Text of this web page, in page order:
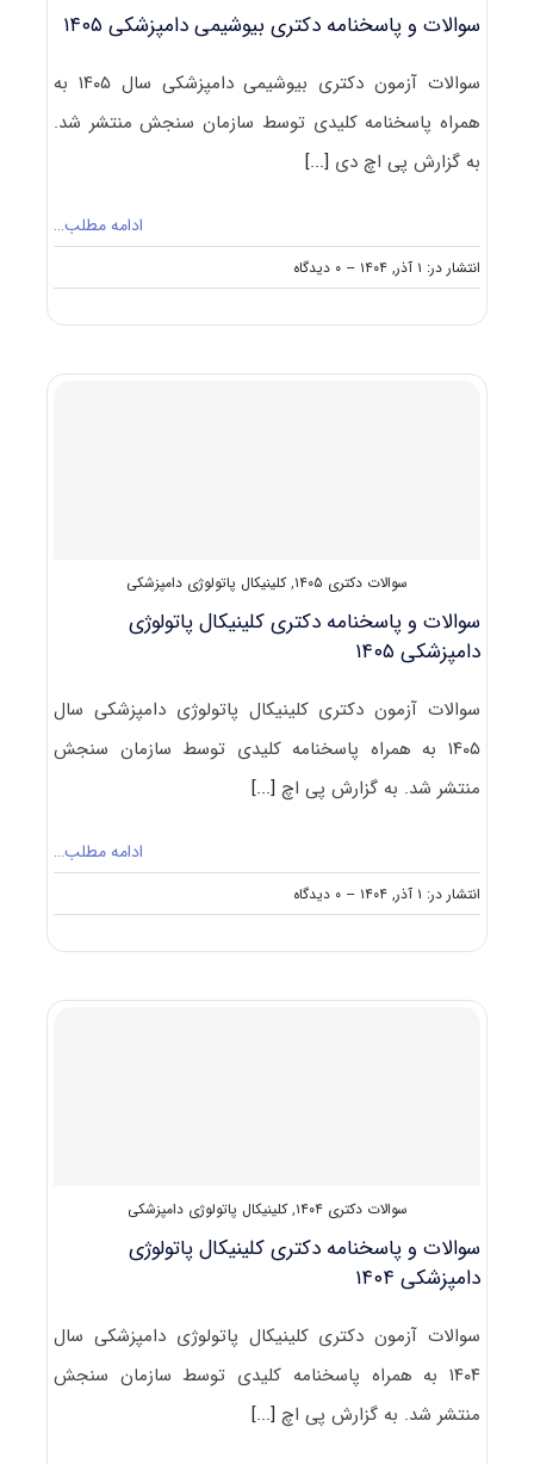
سوالات و پاسخنامه دکتری بیوشیمی دامپزشکی ۱۴۰۵
سوالات آزمون دکتری بیوشیمی دامپزشکی سال ۱۴۰۵ به
همراه پاسخنامه کلیدی توسط سازمان سنجش منتشر شد.
به گزارش پی اچ دی [...]
ادامه مطلب…
انتشار در: ۱ آذر, ۱۴۰۴ -- ۰ دیدگاه
on
سوالات
بیوشیمی
سوالات دکتری ۱۴۰۵ ,کلینیکال پاتولوژی دامپزشکی
سوالات و پاسخنامه دکتری کلینیکال پاتولوژی
دامپزشکی ۱۴۰۵
سوالات آزمون دکتری کلینیکال پاتولوژی دامپزشکی سال
۱۴۰۵ به همراه پاسخنامه کلیدی توسط سازمان سنجش
منتشر شد. به گزارش پی اچ[...]
ادامه مطلب…
انتشار در: ۱ آذر, ۱۴۰۴ -- ۰ دیدگاه
on
سوالات
کلینیکال
سوالات دکتری ۱۴۰۴ ,کلینیکال پاتولوژی دامپزشکی
سوالات و پاسخنامه دکتری کلینیکال پاتولوژی
دامپزشکی ۱۴۰۴
سوالات آزمون دکتری کلینیکال پاتولوژی دامپزشکی سال
۱۴۰۴ به همراه پاسخنامه کلیدی توسط سازمان سنجش
منتشر شد. به گزارش پی اچ[...]